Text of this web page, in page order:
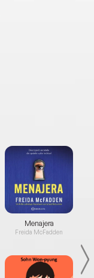
Menajera
Freida McFadden